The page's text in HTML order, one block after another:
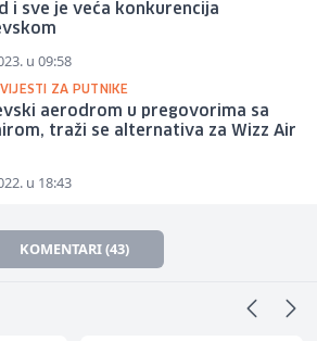
i sve je veća konkurencija
u 09:58
VIJESTI ZA PUTNIKE
aerodrom u pregovorima sa
traži se alternativa za Wizz Air
u 18:43
KOMENTARI (43)